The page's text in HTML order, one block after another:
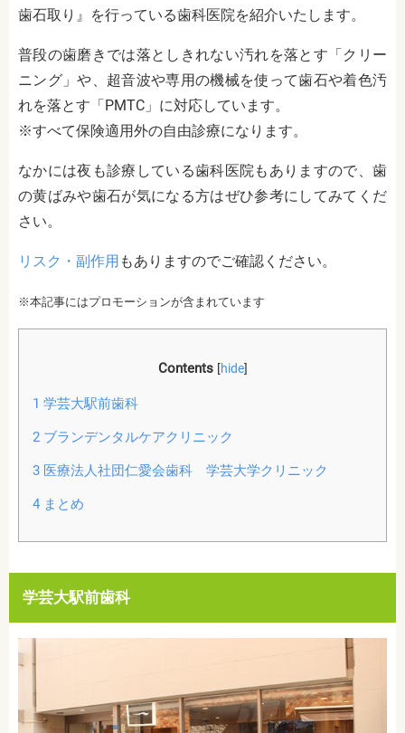
歯石取り』を行っている歯科医院を紹介いたします。
普段の歯磨きでは落としきれない汚れを落とす「クリー
ニング」や、超音波や専用の機械を使って歯石や着色汚
れを落とす「PMTC」に対応しています。
※すべて保険適用外の自由診療になります。
なかには夜も診療している歯科医院もありますので、歯
の黄ばみや歯石が気になる方はぜひ参考にしてみてくだ
さい。
リスク・副作用 もありますのでご確認ください。
※本記事にはプロモーションが含まれています
Contents [hide]
1 学芸大駅前歯科
2ブランデンタルケアクリニック
3医療法人社団仁愛会歯科 学芸大学クリニック
4まとめ
学芸大駅前歯科